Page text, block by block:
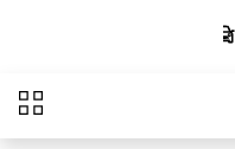
Към основното
Преглед